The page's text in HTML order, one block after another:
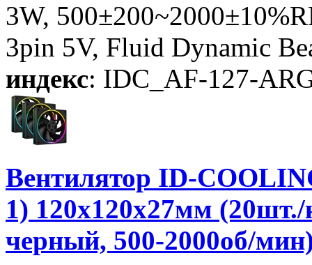
3W,
3pin 5V, Fluid Dynamic
индекс: IDC_AF-127-
Вентилятор ID-
1) 120x120x27мм
черный, 500-2000об/